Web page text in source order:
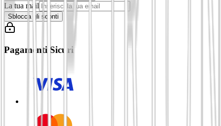
La tua mail
Sblocca gli sconti
Pagamenti Sicuri